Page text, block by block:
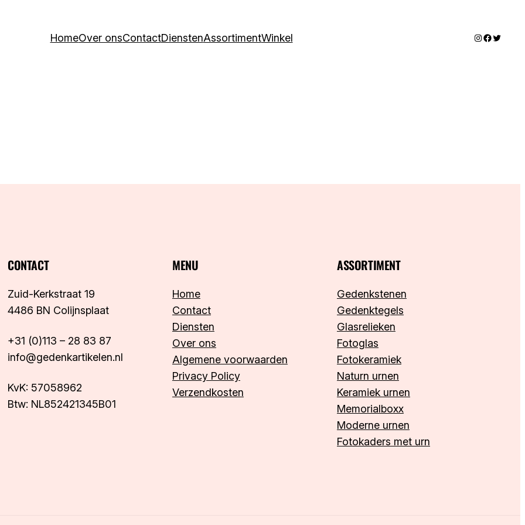
HomeOver onsContactDienstenAssortimentWinkel Instagram
Twitter
CONTACT
Zuid-Kerkstraat 19
4486 BN Colijnsplaat
+31 (0)113 – 28 83 87
info@gedenkartikelen.nl
KvK: 57058962
Btw: NL852421345B01
MENU
Home
Contact
Diensten
Over ons
Algemene voorwaarden
Privacy Policy
Verzendkosten
ASSORTIMENT
Gedenkstenen
Gedenktegels
Glasrelieken
Fotoglas
Fotokeramiek
Naturn urnen
Keramiek urnen
Memorialboxx
Moderne urnen
Fotokaders met urn